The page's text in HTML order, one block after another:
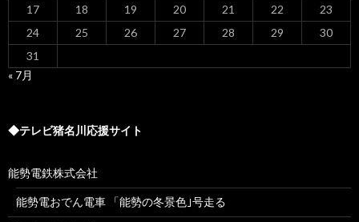
17
18 19 20 21 22
23
24
25 26 27 28 29
30
31
« 7月
◆テレビ猪名川応援サイト
能勢電鉄株式会社
能勢電おでん電車 「能勢の冬景色｣号走る